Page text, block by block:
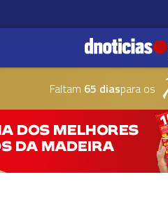
Faltam 65 diaspara os